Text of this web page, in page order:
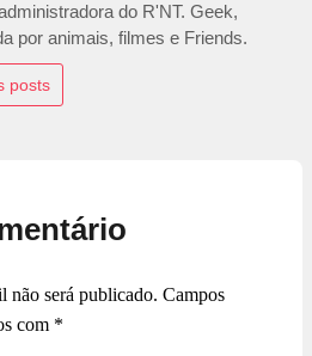
do R'NT. Geek,
por animais, filmes e Friends.
posts
não será publicado. Campos
com *